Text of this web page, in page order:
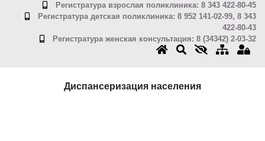
Регистратура взрослая поликлиника: 8 343 422-80-45
Регистратура детская поликлиника: 8 952 141-02-99, 8 343
422-80-43
Регистратура женская консультация: 8 (34342) 2-03-32
Диспансеризация населения